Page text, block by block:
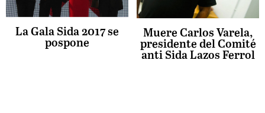
La Gala Sida 2017 se
pospone
Muere Carlos Varela,
presidente del Comité
anti Sida Lazos Ferrol